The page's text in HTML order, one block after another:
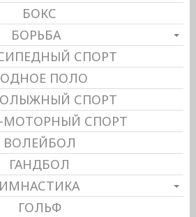
БОКС
БОРЬБА
СПОРТ
ПОЛО
СПОРТ
МОТОРНЫЙ СПОРТ
ВОЛЕЙБОЛ
ГАНДБОЛ
ГОЛЬФ